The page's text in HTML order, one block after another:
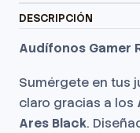
DESCRIPCIÓN
Audífonos Gamer
Sumérgete en tus
claro gracias a los
Ares Black.